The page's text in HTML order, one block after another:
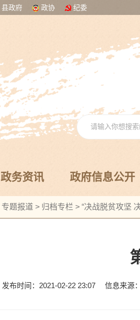
县政府 政协 纪委
政务资讯 政府信息公开
专题报道 > 归档专栏 > “决战脱贫攻坚
发布时间：2021-02-22 23:07 信息来源